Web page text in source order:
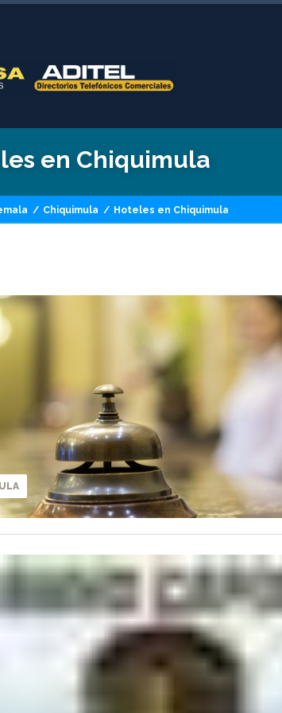
en Chiquimula
/ Chiquimula / Hoteles en Chiquimula